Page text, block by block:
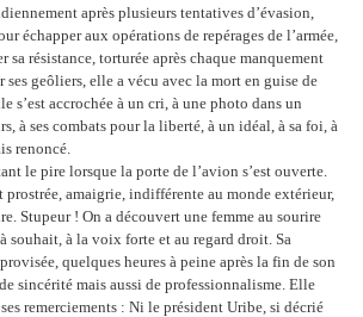
après plusieurs tentatives d’évasion,
échapper aux opérations de repérages de l’armée,
résistance, torturée après chaque manquement
ses geôliers, elle a vécu avec la mort en guise de
s’est accrochée à un cri, à une photo dans un
à ses combats pour la liberté, à un idéal, à sa foi, à
renoncé.
le pire lorsque la porte de l’avion s’est ouverte.
amaigrie, indifférente au monde extérieur,
Stupeur ! On a découvert une femme au sourire
souhait, à la voix forte et au regard droit. Sa
quelques heures à peine après la fin de son
sincérité mais aussi de professionnalisme. Elle
remerciements : Ni le président Uribe, si décrié